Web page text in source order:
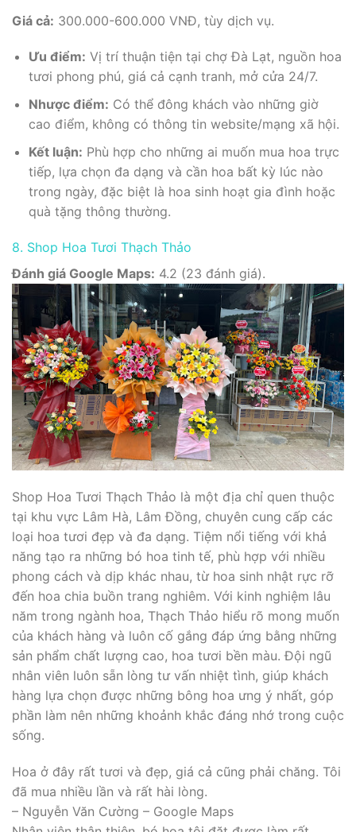
Giá cả: 300.000-600.000 VNĐ, tùy dịch vụ.
Ưu điểm: Vị trí thuận tiện tại chợ Đà Lạt, nguồn hoa
tươi phong phú, giá cả cạnh tranh, mở cửa 24/7.
Nhược điểm: Có thể đông khách vào những giờ
cao điểm, không có thông tin website/mạng xã hội.
Kết luận: Phù hợp cho những ai muốn mua hoa trực
tiếp, lựa chọn đa dạng và cần hoa bất kỳ lúc nào
trong ngày, đặc biệt là hoa sinh hoạt gia đình hoặc
quà tặng thông thường.
8. Shop Hoa Tươi Thạch Thảo
Đánh giá Google Maps: 4.2 (23 đánh giá).
Shop Hoa Tươi Thạch Thảo là một địa chỉ quen thuộc
tại khu vực Lâm Hà, Lâm Đồng, chuyên cung cấp các
loại hoa tươi đẹp và đa dạng. Tiệm nổi tiếng với khả
năng tạo ra những bó hoa tinh tế, phù hợp với nhiều
phong cách và dịp khác nhau, từ hoa sinh nhật rực rỡ
đến hoa chia buồn trang nghiêm. Với kinh nghiệm lâu
năm trong ngành hoa, Thạch Thảo hiểu rõ mong muốn
của khách hàng và luôn cố gắng đáp ứng bằng những
sản phẩm chất lượng cao, hoa tươi bền màu. Đội ngũ
nhân viên luôn sẵn lòng tư vấn nhiệt tình, giúp khách
hàng lựa chọn được những bông hoa ưng ý nhất, góp
phần làm nên những khoảnh khắc đáng nhớ trong cuộc
sống.
Hoa ở đây rất tươi và đẹp, giá cả cũng phải chăng. Tôi
đã mua nhiều lần và rất hài lòng.
– Nguyễn Văn Cường – Google Maps